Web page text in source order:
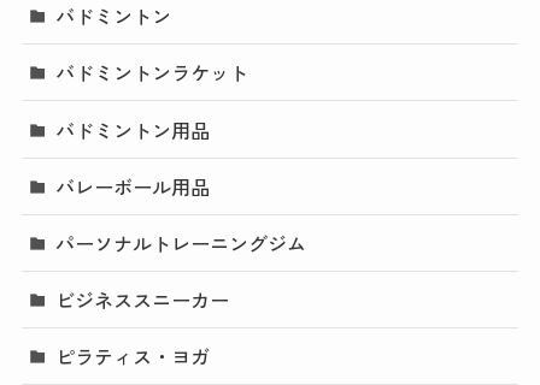
バドミントン
バドミントンラケット
バドミントン用品
バレーボール用品
パーソナルトレーニングジム
ビジネススニーカー
ピラティス・ヨガ